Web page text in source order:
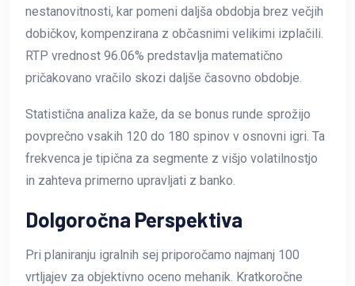
nestanovitnosti, kar pomeni daljša obdobja brez večjih
dobičkov, kompenzirana z občasnimi velikimi izplačili.
RTP vrednost 96.06% predstavlja matematično
pričakovano vračilo skozi daljše časovno obdobje.
Statistična analiza kaže, da se bonus runde sprožijo
povprečno vsakih 120 do 180 spinov v osnovni igri. Ta
frekvenca je tipična za segmente z višjo volatilnostjo
in zahteva primerno upravljati z banko.
Dolgoročna Perspektiva
Pri planiranju igralnih sej priporočamo najmanj 100
vrtljajev za objektivno oceno mehanik. Kratkoročne